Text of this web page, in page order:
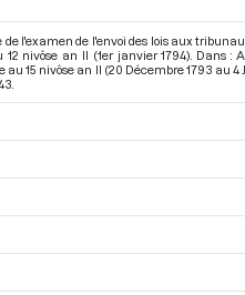
l'examen de l'envoi des lois aux
nivôse an II (1er janvier 1794). Dans
15 nivôse an II (20 Décembre 1793 au 4